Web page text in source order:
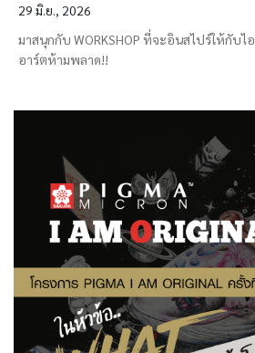
29 มิ.ย., 2026
มาสนุกกับ WORKSHOP ที่จะอินสไปร์ให้กับไ
อาร์ตห้ามพลาด!!